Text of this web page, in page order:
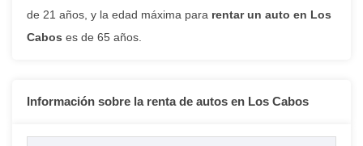
de 21 años, y la edad máxima para rentar un auto en Los
Cabos es de 65 años.
Información sobre la renta de autos en Los Cabos